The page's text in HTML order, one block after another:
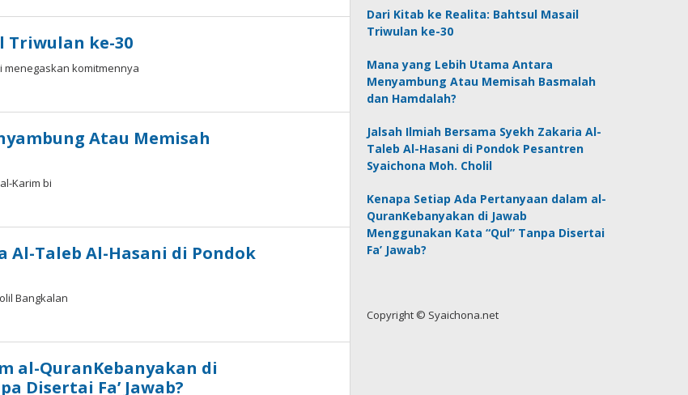
Triwulan ke-30
menegaskan komitmennya
Atau Memisah
Karim bi
Al-Taleb Al-Hasani di Pondok
Bangkalan
al-QuranKebanyakan di
Disertai Fa’ Jawab?
Dari Kitab ke Realita: Bahtsul Masail
Triwulan ke-30
Mana yang Lebih Utama Antara
Menyambung Atau Memisah Basmalah
dan Hamdalah?
Jalsah Ilmiah Bersama Syekh Zakaria Al-
Taleb Al-Hasani di Pondok Pesantren
Syaichona Moh. Cholil
Kenapa Setiap Ada Pertanyaan dalam al-
QuranKebanyakan di Jawab
Menggunakan Kata “Qul” Tanpa Disertai
Fa’ Jawab?
Copyright © Syaichona.net